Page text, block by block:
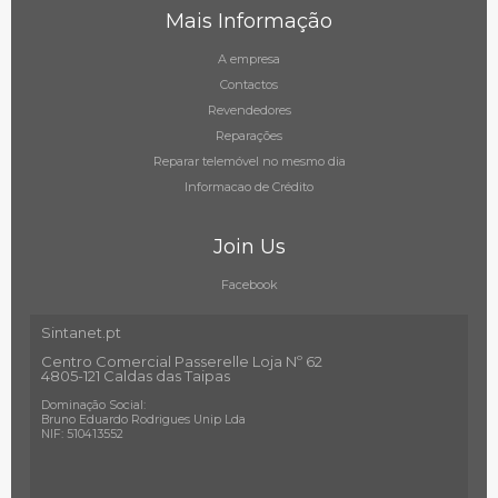
Mais Informação
A empresa
Contactos
Revendedores
Reparações
Reparar telemóvel no mesmo dia
Informacao de Crédito
Join Us
Facebook
Sintanet.pt
Centro Comercial Passerelle Loja Nº 62
4805-121 Caldas das Taipas
Dominação Social:
Bruno Eduardo Rodrigues Unip Lda
NIF: 510413552